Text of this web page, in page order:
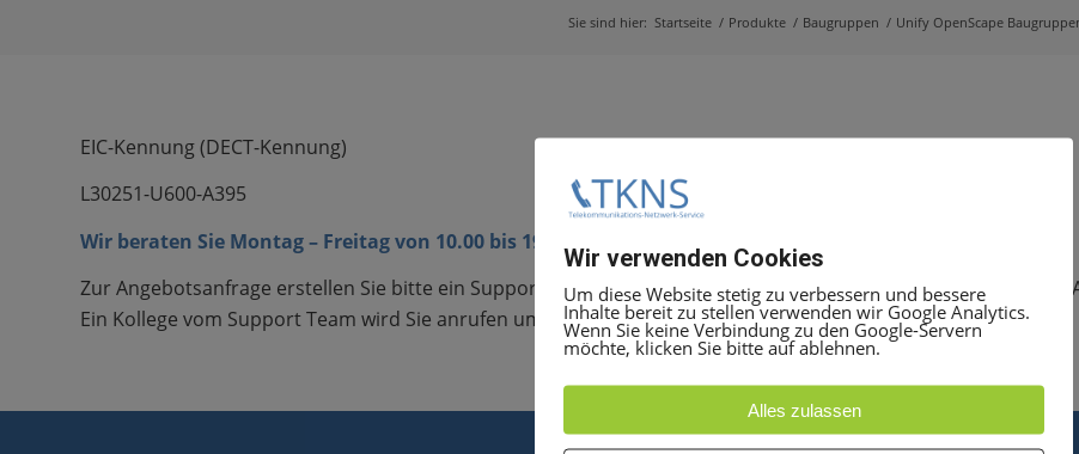
Sie sind hier: Startseite / Produkte / Baugruppen / Unify OpenScape
EIC-Kennung (DECT-Kennung)
L30251-U600-A395
Wir beraten Sie Montag – Freitag von 10.00 bis 19:00 Uhr Uhr unter +49.30.5050 8080
Zur Angebotsanfrage erstellen Sie bitte ein Support TicketAngebot anfordern, geben Sie dort die Mittarbeiter
Ein Kollege vom Support Team wird Sie anrufen um alles weitere zu besprechen.
Wir verwenden Cookies
Um diese Website stetig zu verbessern und bessere
Inhalte bereit zu stellen verwenden wir Google Analytics.
Wenn Sie keine Verbindung zu den Google-Servern
möchte, klicken Sie bitte auf ablehnen.
Alles zulassen